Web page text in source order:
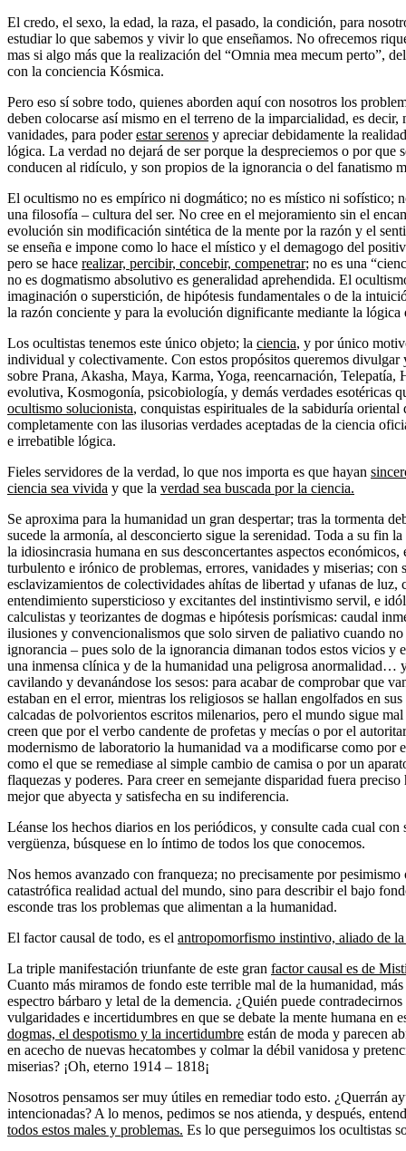
El credo, el sexo, la edad, la raza, el pasado, la condición, para
estudiar lo que sabemos y vivir lo que enseñamos. No ofrecemos
mas si algo más que la realización del “Omnia mea mecum perto”,
con la conciencia Kósmica.
Pero eso sí sobre todo, quienes aborden aquí con nosotros los
deben colocarse así mismo en el terreno de la imparcialidad, es
vanidades, para poderestar serenos y apreciar debidamente la
lógica. La verdad no dejará de ser porque la despreciemos o por que
conducen al ridículo, y son propios de la ignorancia o del fanatismo
El ocultismo no es empírico ni dogmático; no es místico ni sofístico;
una filosofía – cultura del ser. No cree en el mejoramiento sin el
evolución sin modificación sintética de la mente por la razón y el
se enseña e impone como lo hace el místico y el demagogo del
pero se hace realizar, percibir, concebir, compenetrar; no es una
no es dogmatismo absolutivo es generalidad aprehendida. El
imaginación o superstición, de hipótesis fundamentales o de la
la razón conciente y para la evolución dignificante mediante la lógica
Los ocultistas tenemos este único objeto; la ciencia, y por único
individual y colectivamente. Con estos propósitos queremos divulgar
sobre Prana, Akasha, Maya, Karma, Yoga, reencarnación, Telepatía,
evolutiva, Kosmogonía, psicobiología, y demás verdades esotéricas
ocultismo solucionista, conquistas espirituales de la sabiduría
completamente con las ilusorias verdades aceptadas de la ciencia
e irrebatible lógica.
Fieles servidores de la verdad, lo que nos importa es que hayan
ciencia sea vivida y que la verdad sea buscada por la ciencia.
Se aproxima para la humanidad un gran despertar; tras la tormenta
sucede la armonía, al desconcierto sigue la serenidad. Toda a su fin
la idiosincrasia humana en sus desconcertantes aspectos
turbulento e irónico de problemas, errores, vanidades y miserias; con
esclavizamientos de colectividades ahítas de libertad y ufanas de luz,
entendimiento supersticioso y excitantes del instintivismo servil, e
calculistas y teorizantes de dogmas e hipótesis porísmicas: caudal
ilusiones y convencionalismos que solo sirven de paliativo cuando
ignorancia – pues solo de la ignorancia dimanan todos estos vicios y
una inmensa clínica y de la humanidad una peligrosa anormalidad…
cavilando y devanándose los sesos: para acabar de comprobar que
estaban en el error, mientras los religiosos se hallan engolfados en
calcadas de polvorientos escritos milenarios, pero el mundo sigue
creen que por el verbo candente de profetas y mecías o por el
modernismo de laboratorio la humanidad va a modificarse como por
como el que se remediase al simple cambio de camisa o por un
flaquezas y poderes. Para creer en semejante disparidad fuera
mejor que abyecta y satisfecha en su indiferencia.
Léanse los hechos diarios en los periódicos, y consulte cada cual
vergüenza, búsquese en lo íntimo de todos los que conocemos.
Nos hemos avanzado con franqueza; no precisamente por
catastrófica realidad actual del mundo, sino para describir el bajo
esconde tras los problemas que alimentan a la humanidad.
El factor causal de todo, es el antropomorfismo instintivo, aliado de
La triple manifestación triunfante de este gran factor causal es de
Cuanto más miramos de fondo este terrible mal de la humanidad,
espectro bárbaro y letal de la demencia. ¿Quién puede
vulgaridades e incertidumbres en que se debate la mente humana en
dogmas, el despotismo y la incertidumbre están de moda y parecen
en acecho de nuevas hecatombes y colmar la débil vanidosa y
miserias? ¡Oh, eterno 1914 – 1818¡
Nosotros pensamos ser muy útiles en remediar todo esto. ¿Querrán
intencionadas? A lo menos, pedimos se nos atienda, y después,
todos estos males y problemas. Es lo que perseguimos los ocultistas